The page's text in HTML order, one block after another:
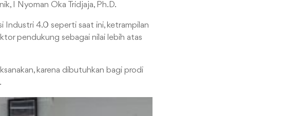
I Nyoman Oka Tridjaja, Ph.D.
Industri 4.0 seperti saat ini, ketrampilan
pendukung sebagai nilai lebih atas
karena dibutuhkan bagi prodi